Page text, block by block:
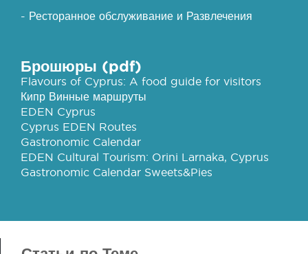
- Ресторанное обслуживание и Развлечения
Брошюры (pdf)
Flavours of Cyprus: A food guide for visitors
Кипр Винные маршруты
EDEN Cyprus
Cyprus EDEN Routes
Gastronomic Calendar
EDEN Cultural Tourism: Orini Larnaka, Cyprus
Gastronomic Calendar Sweets&Pies